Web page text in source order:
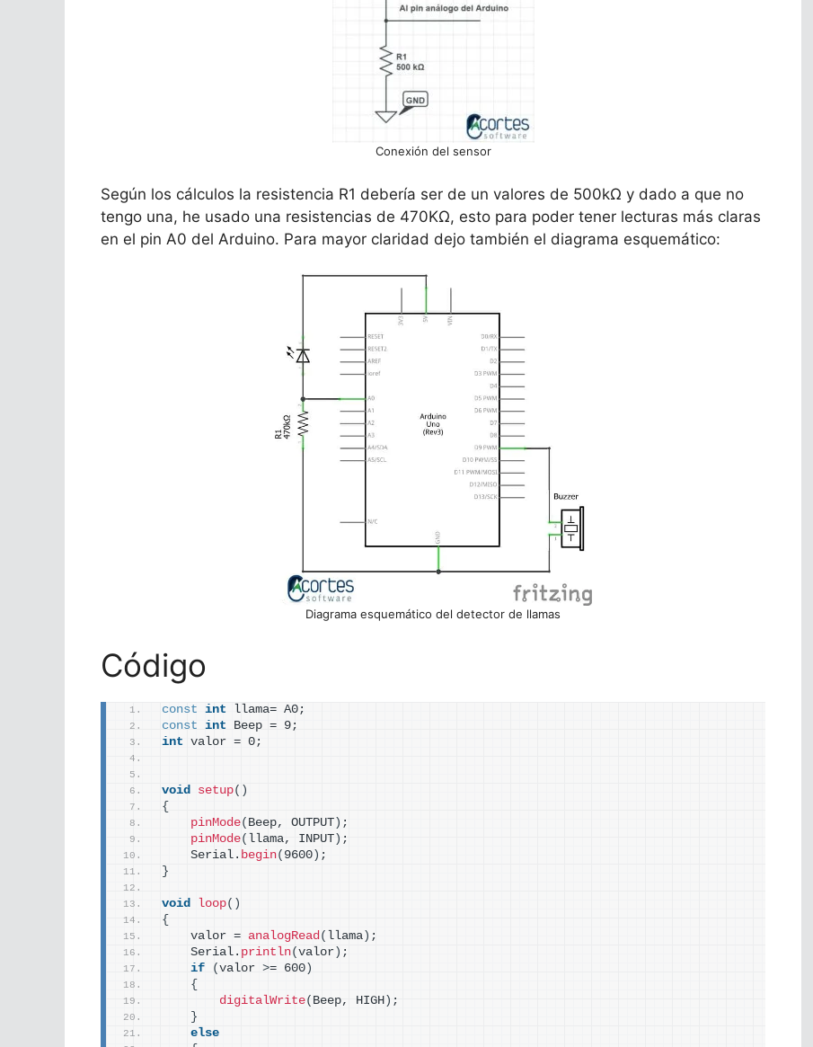
Conexión del sensor
Según los cálculos la resistencia R1 debería ser de un valores de 500kΩ y dado a que no
tengo una, he usado una resistencias de 470KΩ, esto para poder tener lecturas más claras
en el pin A0 del Arduino. Para mayor claridad dejo también el diagrama esquemático:
Diagrama esquemático del detector de llamas
Código
const int llama= A0;
const int Beep = 9;
int valor = 0;
void setup()
{
pinMode( Beep, OUTPUT) ;
pinMode( llama, INPUT) ;
    Serial.
begin( 9600) ;
}
void loop()
{
    valor =
analogRead ( llama) ;
    Serial.
println(valor) ;
if
(valor >= 600)
{
digitalWrite( Beep, HIGH) ;
}
else